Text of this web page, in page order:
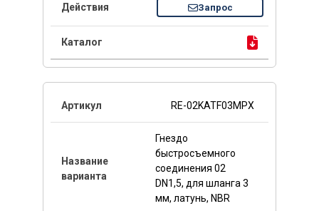
Запрос
RE-02KATF03MPX
Гнездо
быстросъемного
соединения 02
DN1,5, для шланга 3
мм, латунь, NBR